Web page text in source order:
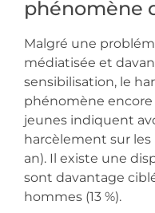
phénomène
Malgré une
médiatisée et
sensibilisation, le
phénomène encore
jeunes indiquent
harcèlement sur les
an). Il existe une
sont davantage
hommes (13 %).